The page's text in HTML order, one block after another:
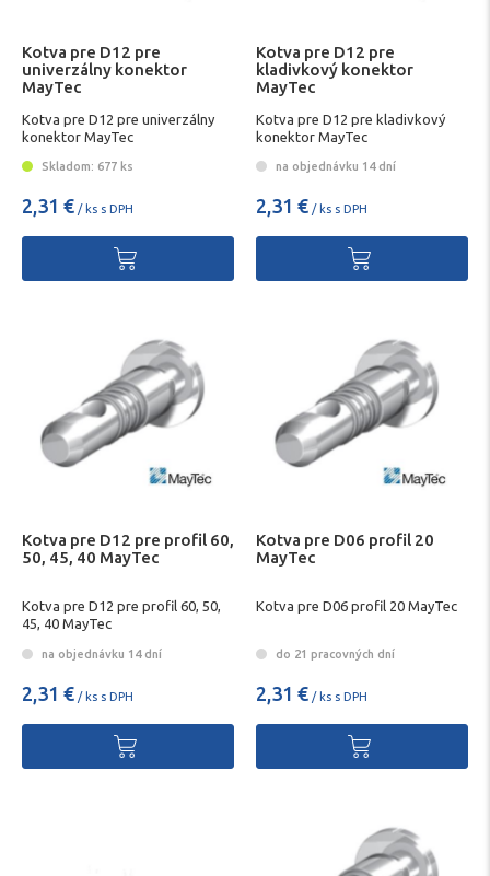
Kotva pre D12 pre
univerzálny konektor
MayTec
Kotva pre D12 pre univerzálny
konektor MayTec
Skladom: 677 ks
2,31 € / ks s DPH
Kotva pre D12 pre
kladivkový konektor
MayTec
Kotva pre D12 pre kladivkový
konektor MayTec
na objednávku 14 dní
2,31 € / ks s DPH
Kotva pre D12 pre profil 60,
50, 45, 40 MayTec
Kotva pre D12 pre profil 60, 50,
45, 40 MayTec
na objednávku 14 dní
2,31 € / ks s DPH
Kotva pre D06 profil 20
MayTec
Kotva pre D06 profil 20 MayTec
do 21 pracovných dní
2,31 € / ks s DPH